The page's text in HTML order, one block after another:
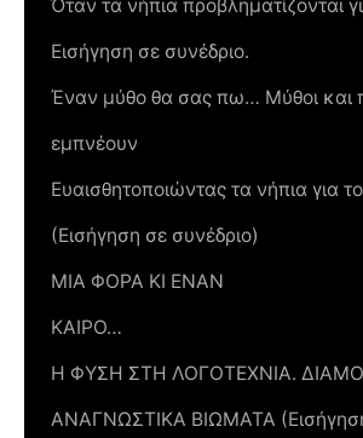
Όταν τα νήπια προβληματίζονται
Εισήγηση σε συνέδριο.
Έναν μύθο θα σας πω… Μύθοι και
εμπνέουν
Ευαισθητοποιώντας τα νήπια για
(Εισήγηση σε συνέδριο)
ΜΙΑ ΦΟΡΑ ΚΙ ΕΝΑΝ
ΚΑΙΡΟ…
Η ΦΥΣΗ ΣΤΗ ΛΟΓΟΤΕΧΝΙΑ.
ΑΝΑΓΝΩΣΤΙΚΑ ΒΙΩΜΑΤΑ (Εισήγηση